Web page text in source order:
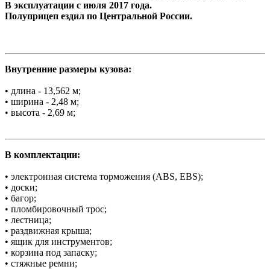
В эксплуатации с июля 2017 года.
Полуприцеп ездил по Центральной России.
Внутренние размеры кузова:
• длина - 13,562 м;
• ширина - 2,48 м;
• высота - 2,69 м;
В комплектации:
• электронная система торможения (ABS, EBS);
• доски;
• багор;
• пломбировочный трос;
• лестница;
• раздвижная крыша;
• ящик для инструментов;
• корзина под запаску;
• стяжные ремни;